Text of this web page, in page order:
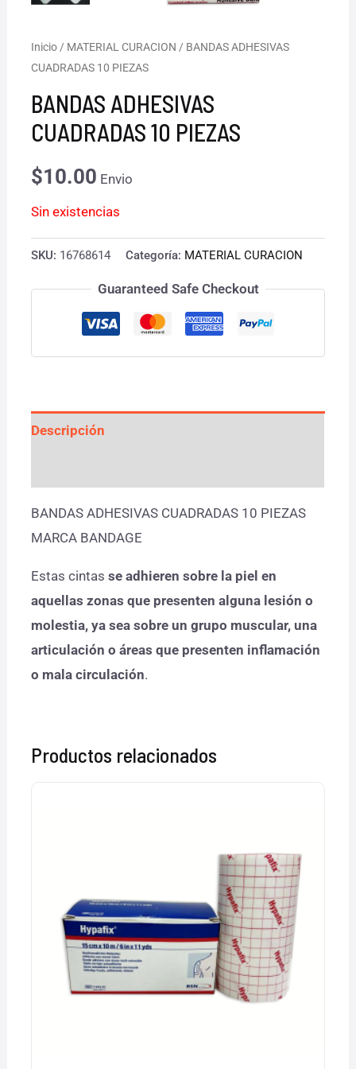
Inicio / MATERIAL CURACION / BANDAS ADHESIVAS
CUADRADAS 10 PIEZAS
BANDAS ADHESIVAS
CUADRADAS 10 PIEZAS
$10.00 Envio
Sin existencias
SKU: 16768614 Categoría: MATERIAL CURACION
Guaranteed Safe Checkout
Descripción
BANDAS ADHESIVAS CUADRADAS 10 PIEZAS
MARCA BANDAGE
Estas cintasse adhieren sobre la piel en
aquellas zonas que presenten alguna lesión o
molestia, ya sea sobre un grupo muscular, una
articulación o áreas que presenten inflamación
o mala circulación.
Productos relacionados